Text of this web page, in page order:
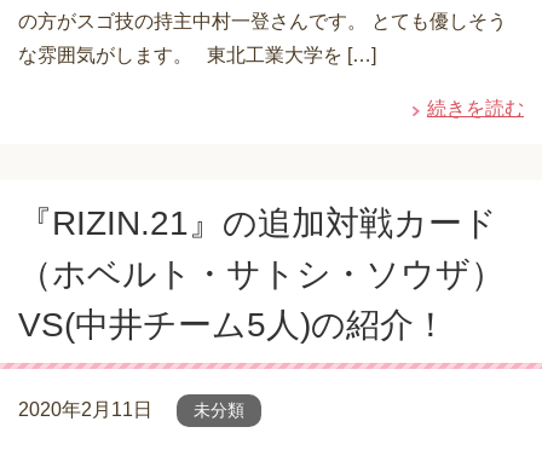
の方がスゴ技の持主中村一登さんです。 とても優しそう
な雰囲気がします。 東北工業大学を […]
続きを読む
『RIZIN.21』の追加対戦カード
（ホベルト・サトシ・ソウザ）
VS(中井チーム5人)の紹介！
2020年2月11日 未分類